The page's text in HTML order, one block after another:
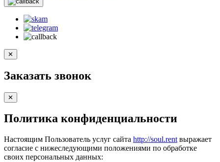
✕
Заказать звонок
✕
Политика конфиденциальности
Настоящим Пользователь услуг сайта http://soul.rent выражает
согласие с нижеследующими положениями по обработке
своих персональных данных: